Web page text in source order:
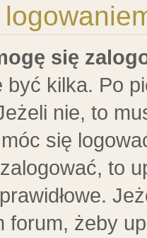
się
być kilka. Po
nie, to
się
to
forum, żeby